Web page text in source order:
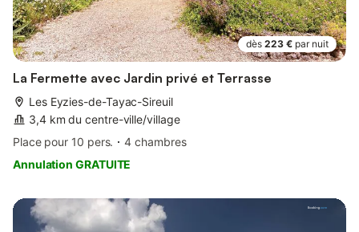
dès 223 € par nuit
La Fermette avec Jardin privé et Terrasse
Les Eyzies-de-Tayac-Sireuil
3,4 km du centre-ville/village
Place pour 10 pers.
4 chambres
Annulation GRATUITE